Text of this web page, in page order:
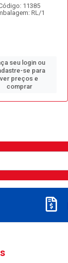
11385
RL/1
seu login ou
se para
ver preços e
comprar